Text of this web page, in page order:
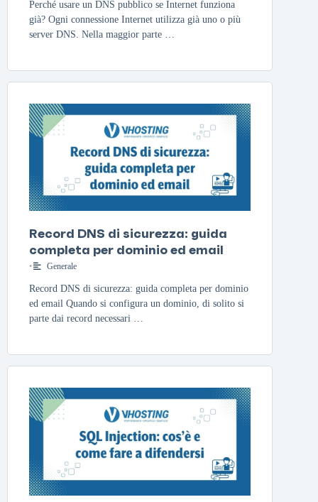
Perché usare un DNS pubblico se Internet funziona
già? Ogni connessione Internet utilizza già uno o più
server DNS. Nella maggior parte …
Record DNS di sicurezza: guida
completa per dominio ed email
• Generale
Record DNS di sicurezza: guida completa per dominio
ed email Quando si configura un dominio, di solito si
parte dai record necessari …